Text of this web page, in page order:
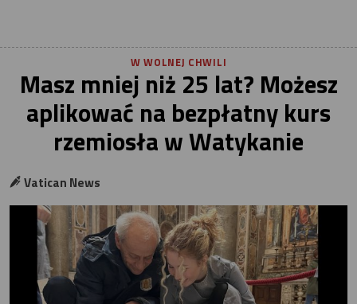
W WOLNEJ CHWILI
Masz mniej niż 25 lat? Możesz
aplikować na bezpłatny kurs
rzemiosła w Watykanie
Vatican News